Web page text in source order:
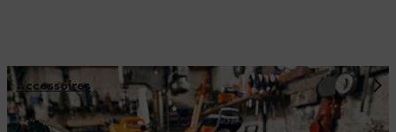
Accessoires